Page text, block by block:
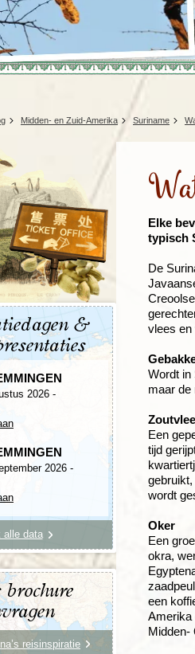
16
Marokko
Mauritius
El
Midden- en Zuid-Amerika Suriname
Elke
typisch
De
vlees en
Wordt in
maar de
Een
tijd
wordt
Oker
Een
okra,
een
Amerika
Midden-
&
2026 -
2026 -
alle data
reisinspiratie